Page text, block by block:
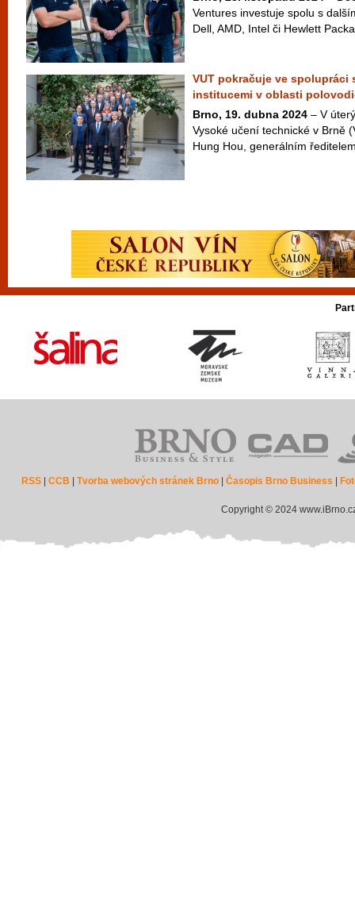
Ventures investuje spolu s
Dell, AMD, Intel či Hewlett
VUT pokračuje ve spolupráci
institucemi v oblasti
Brno, 19. dubna 2024 – V
Vysoké učení technické v Brně
Hung Hou, generálním
RSS |CCB |Tvorba webových stránek Brno |Časopis Brno Business
Copyright © 2024